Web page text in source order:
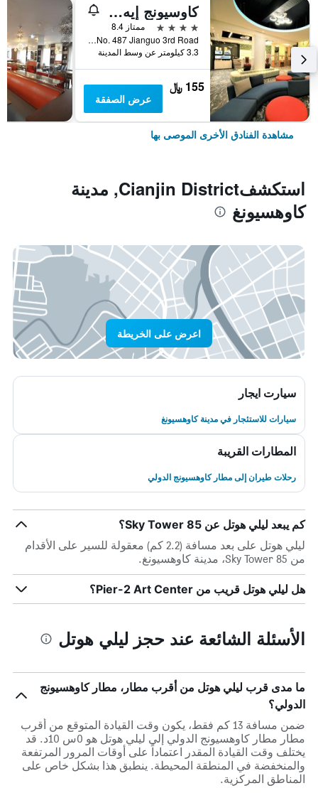
كاوسيونج إيه هوتل
4 نجوم
ممتاز 8.4
No. 487 Jianguo 3rd Road, مدينة كاوهسيونغ, تايوان
3.3 كيلومتر عن وسط المدينة
155 ﷼
عرض الصفقة
مشاهدة الفنادق الأخرى الموصى بها
استكشفCianjin District, مدينة
كاوهسيونغ
اعرض على الخريطة
سيارت ايجار
سيارات للاستئجار في مدينة كاوهسيونغ
المطارات القريبة
رحلات طيران إلى مطار كاوهسيونج الدولي
كم يبعد ليلي هوتل عن 85 Sky Tower؟
ليلي هوتل على بعد مسافة (2.2 كم) معقولة للسير على الأقدام
من 85 Sky Tower، مدينة كاوهسيونغ.
هل ليلي هوتل قريب من Pier-2 Art Center؟
الأسئلة الشائعة عند حجز ليلي هوتل
ما مدى قرب ليلي هوتل من أقرب مطار، مطار كاوهسيونج
الدولي؟
ضمن مسافة 13 كم فقط، يكون وقت القيادة المتوقع من أقرب
مطار مطار كاوهسيونج الدولي إلى ليلي هوتل هو 0س 10د. قد
يختلف وقت القيادة المقدر اعتماداً على أوقات المرور المرتفعة
والمنخفضة في المنطقة المحيطة. ينطبق هذا بشكل خاص على
المناطق المركزية.